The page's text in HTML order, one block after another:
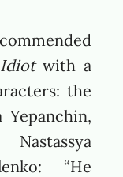
Idiotwith a
the
“He